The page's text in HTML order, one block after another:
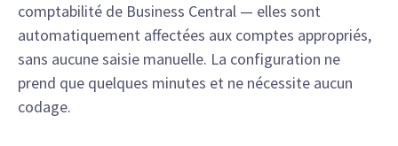
comptabilité de Business Central — elles sont
automatiquement affectées aux comptes appropriés,
sans aucune saisie manuelle. La configuration ne
prend que quelques minutes et ne nécessite aucun
codage.